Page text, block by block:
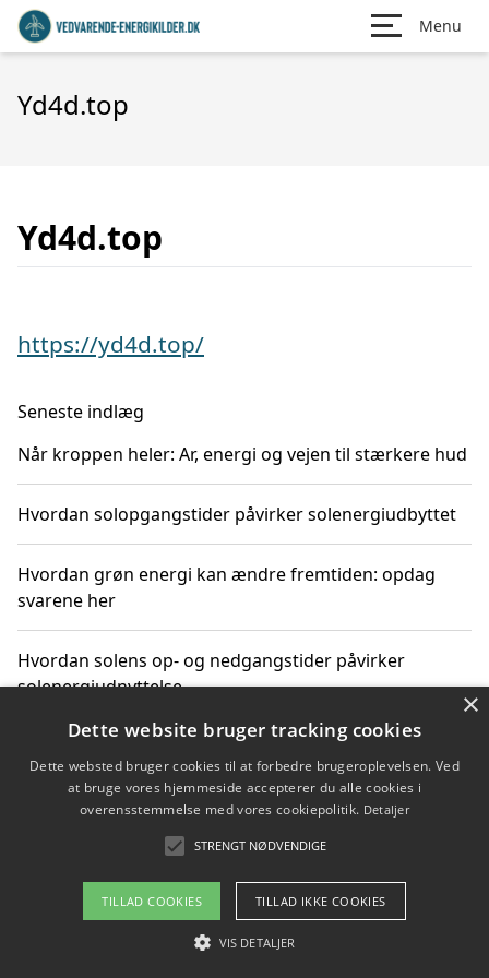
Menu
Yd4d.top
Yd4d.top
https://yd4d.top/
Seneste indlæg
Når kroppen heler: Ar, energi og vejen til stærkere hud
Hvordan solopgangstider påvirker solenergiudbyttet
Hvordan grøn energi kan ændre fremtiden: opdag
svarene her
Hvordan solens op- og nedgangstider påvirker
solenergiudnyttelse
Hvordan du får svar på energispørgsmål om
vedvarende energikilder
Om / kontakt
Blog Betingelser
×
Dette website bruger tracking cookies
Dette websted bruger cookies til at forbedre brugeroplevelsen. Ved
at bruge vores hjemmeside accepterer du alle cookies i
overensstemmelse med vores cookiepolitik. Detaljer
STRENGT NØDVENDIGE
TILLAD COOKIES TILLAD IKKE COOKIES
VIS DETALJER